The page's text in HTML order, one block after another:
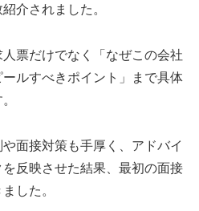
介されました。
票だけでなく「なぜこの会社
ルすべきポイント」まで具体
面接対策も手厚く、アドバイ
反映させた結果、最初の面接
した。